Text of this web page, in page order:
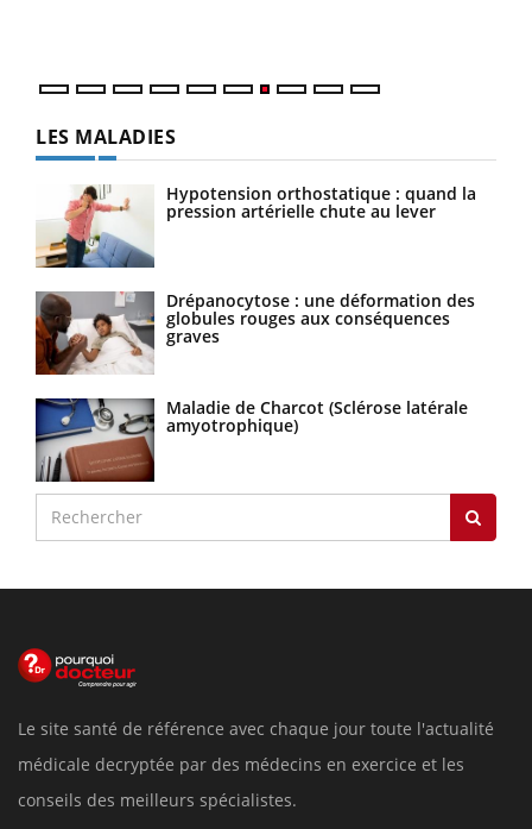
LES MALADIES
Hypotension orthostatique : quand la
pression artérielle chute au lever
Drépanocytose : une déformation des
globules rouges aux conséquences
graves
Maladie de Charcot (Sclérose latérale
amyotrophique)
Le site santé de référence avec chaque jour toute l'actualité
médicale decryptée par des médecins en exercice et les
conseils des meilleurs spécialistes.